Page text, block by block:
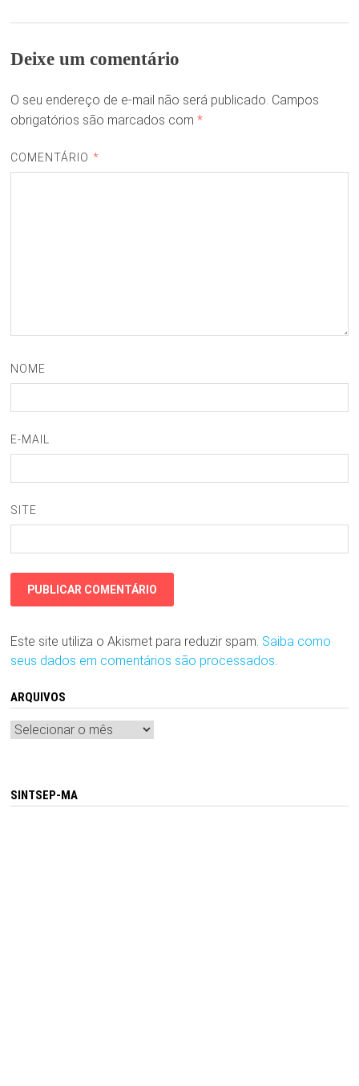
Deixe um comentário
O seu endereço de e-mail não será publicado. Campos
obrigatórios são marcados com *
COMENTÁRIO *
NOME
E-MAIL
SITE
Este site utiliza o Akismet para reduzir spam. Saiba como
seus dados em comentários são processados.
ARQUIVOS
Arquivos
SINTSEP-MA